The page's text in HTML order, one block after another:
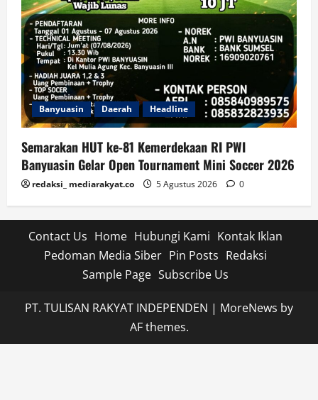
Banyuasin Daerah Headline
Semarakan HUT ke-81 Kemerdekaan RI PWI
Banyuasin Gelar Open Tournament Mini Soccer 2026
redaksi_ mediarakyat.co 5 Agustus 2026 0
Contact Us Home Hubungi Kami Kontak Iklan
Pedoman Media Siber Pin Posts Redaksi
Sample Page Subscribe Us
PT. TULISAN RAKYAT INDEPENDEN | MoreNews by
AF themes.